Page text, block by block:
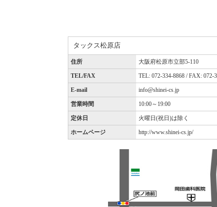
タックス松原店
住所 大阪府松原市立部5-110
TEL/FAX TEL: 072-334-8868 / FAX: 072-
E-mail info@shinei-cs.jp
営業時間 10:00～19:00
定休日 火曜日(祝日)は除く
ホームページ http://www.shinei-cs.jp/